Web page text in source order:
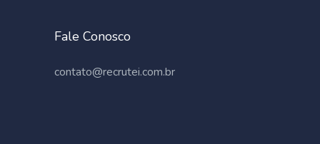
Fale Conosco
contato@recrutei.com.br